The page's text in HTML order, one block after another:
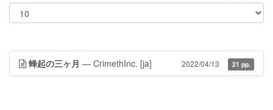
蜂起の三ヶ月 — CrimethInc. [ja] 2022/04/13 21 pp.